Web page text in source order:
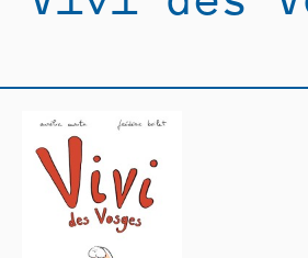
Éditeurs
Actualités
Rencontres